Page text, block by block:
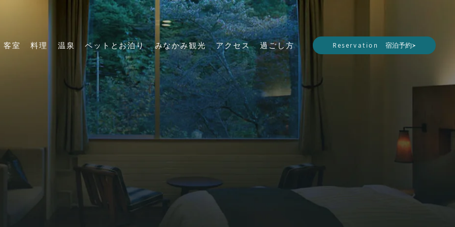
客室 料理 温泉 ペットとお泊り みなかみ観光 アクセス 過ごし方 Reservation 宿泊予約